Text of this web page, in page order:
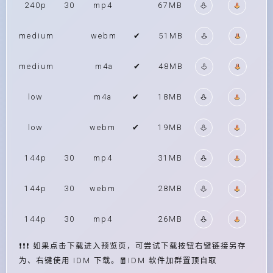
240p 30 mp4 67MB
medium webm ✔ 51MB
medium m4a ✔ 48MB
low m4a ✔ 18MB
low webm ✔ 19MB
144p 30 mp4 31MB
144p 30 webm 28MB
144p 30 mp4 26MB
❗❗❗ 如果点击下载进入预览页，可尝试下载按钮右键链接另存
为、右键使用 IDM 下载。🧧IDM 软件加群置顶自取